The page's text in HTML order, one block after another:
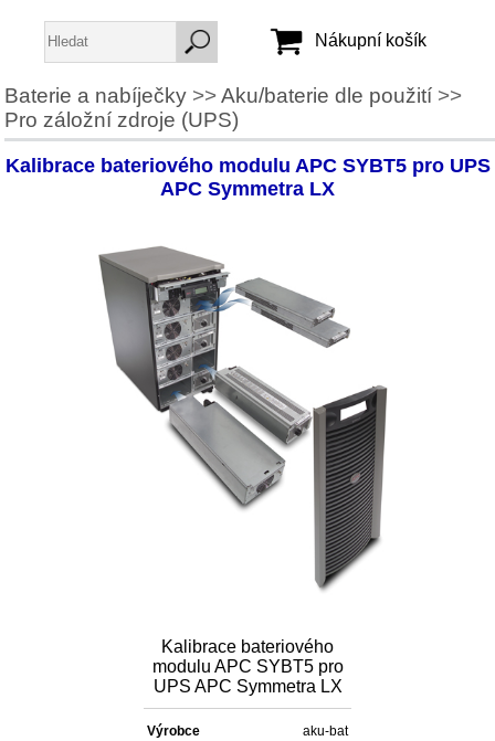
Jméno:
Heslo:
Zapomenuté heslo
Nákupní košík
Baterie a nabíječky>>Aku/baterie dle použití>>
Pro záložní zdroje (UPS)
Kalibrace bateriového modulu APC SYBT5 pro UPS
APC Symmetra LX
Kalibrace bateriového
modulu APC SYBT5 pro
UPS APC Symmetra LX
Výrobce aku-bat